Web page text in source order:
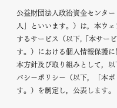
公益財団法人政治資金センタ
人」といいます。）は，本ウ
するサービス（以下,「本サー
す。）における個人情報保護
本方針及び取り組みとして，以
バシーポリシー（以下，「本ポ
す。）を制定し，公表します。